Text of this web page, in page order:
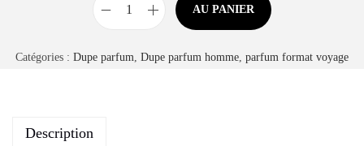
AU PANIER
Catégories : Dupe parfum, Dupe parfum homme, parfum format voyage
Description